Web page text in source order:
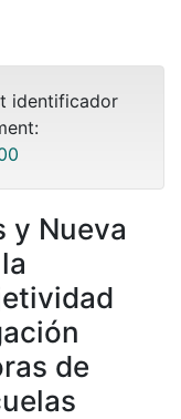
identificador
y Nueva
de